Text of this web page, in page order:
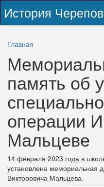
История
Главная
память об
операции
Мальцеве
14 февраля 2023 года в
установлена мемориальная
Викторовича Мальцева.